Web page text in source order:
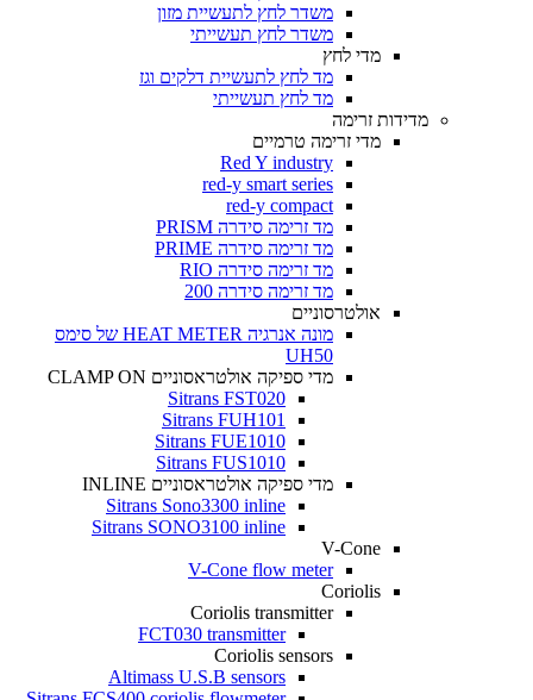
משדר לחץ לתעשיית מזון
משדר לחץ תעשייתי
מדי לחץ
מד לחץ לתעשיית דלקים וגז
מד לחץ תעשייתי
מדידות זרימה
מדי זרימה טרמיים
Red Y industry
red-y smart series
red-y compact
מד זרימה סידרה PRISM
מד זרימה סידרה PRIME
מד זרימה סידרה RIO
מד זרימה סידרה 200
אולטרסוניים
מונה אנרגיה HEAT METER של סימס
UH50
מדי ספיקה אולטראסוניים CLAMP ON
Sitrans FST020
Sitrans FUH101
Sitrans FUE1010
Sitrans FUS1010
מדי ספיקה אולטראסוניים INLINE
Sitrans Sono3300 inline
Sitrans SONO3100 inline
V-Cone
V-Cone flow meter
Coriolis
Coriolis transmitter
FCT030 transmitter
Coriolis sensors
Altimass U.S.B sensors